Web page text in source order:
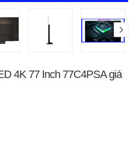
4K 77 Inch 77C4PSA giá